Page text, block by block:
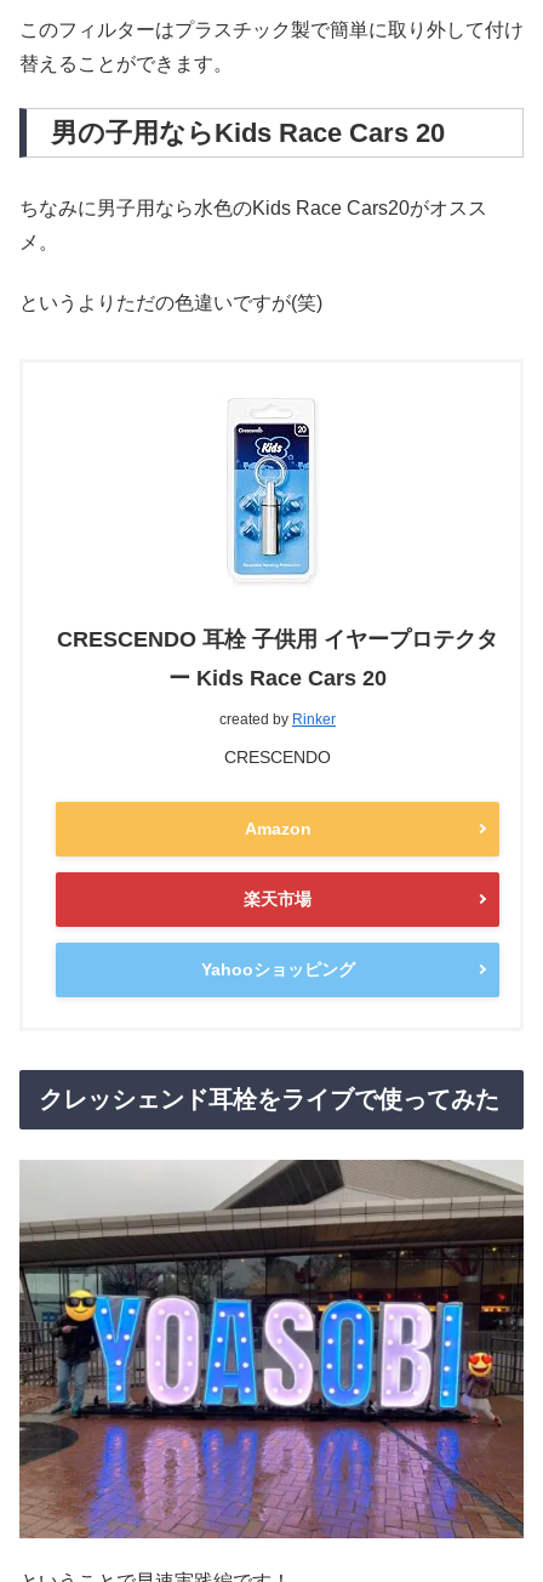
このフィルターはプラスチック製で簡単に取り外して付け
替えることができます。
男の子用ならKids Race Cars 20
ちなみに男子用なら水色のKids Race Cars20がオスス
メ。
というよりただの色違いですが(笑)
CRESCENDO 耳栓 子供用 イヤープロテクタ
ー Kids Race Cars 20
created by Rinker
CRESCENDO
Amazon
楽天市場
Yahooショッピング
クレッシェンド耳栓をライブで使ってみた